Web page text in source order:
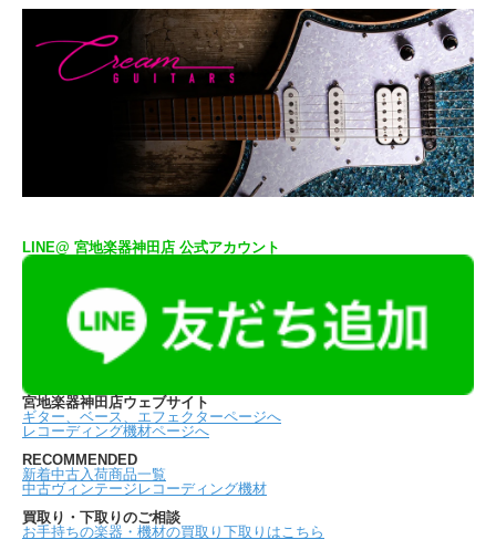
LINE@ 宮地楽器神田店 公式アカウント
宮地楽器神田店ウェブサイト
ギター、ベース、エフェクターページへ
レコーディング機材ページへ
RECOMMENDED
新着中古入荷商品一覧
中古ヴィンテージレコーディング機材
買取り・下取りのご相談
お手持ちの楽器・機材の買取り下取りはこちら